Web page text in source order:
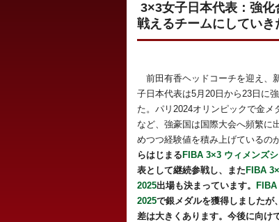
3×3女子日本代表：強
戦えるチームにしてい
前田有香ヘッドコーチを迎え、
子日本代表は5月20日から23日に
た。パリ2024オリンピックで金メ
など、強豪国は国際大会へ頻繁に
めつつ経験値を積み上げているの
らはじまる FIBA 3×3 ウィメンズ
表として継続参戦し、また FIBA
2025出場も決まっています。
2025で銀メダルを獲得しましたが
差は大きくあります。今後に向け